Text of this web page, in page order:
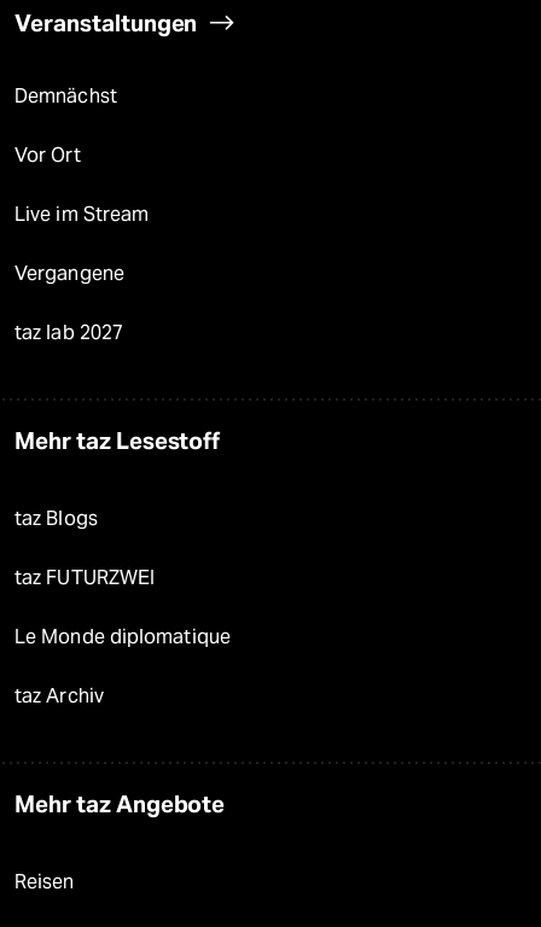
Veranstaltungen
Demnächst
Vor Ort
Live im Stream
Vergangene
taz lab 2027
Mehr taz Lesestoff
taz Blogs
taz FUTURZWEI
Le Monde diplomatique
taz Archiv
Mehr taz Angebote
Reisen